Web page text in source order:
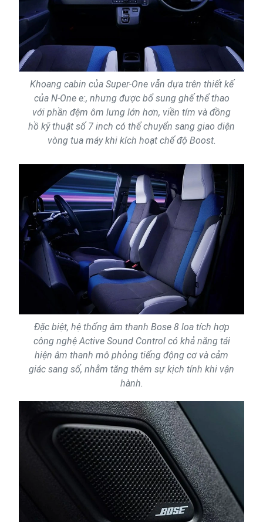
Khoang cabin của Super-One vẫn dựa trên thiết kế
của N-One e:, nhưng được bổ sung ghế thể thao
với phần đệm ôm lưng lớn hơn, viền tím và đồng
hồ kỹ thuật số 7 inch có thể chuyển sang giao diện
vòng tua máy khi kích hoạt chế độ Boost.
Đặc biệt, hệ thống âm thanh Bose 8 loa tích hợp
công nghệ Active Sound Control có khả năng tái
hiện âm thanh mô phỏng tiếng động cơ và cảm
giác sang số, nhằm tăng thêm sự kịch tính khi vận
hành.